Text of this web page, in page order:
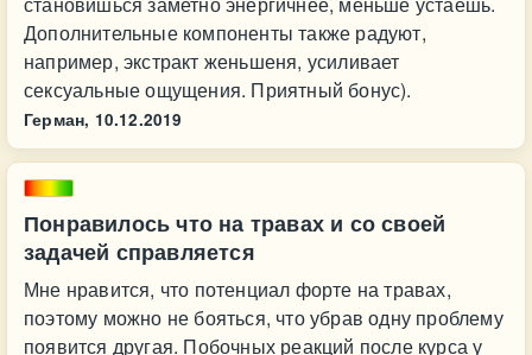
Дополнительные компоненты также радуют,
например, экстракт женьшеня, усиливает
сексуальные ощущения. Приятный бонус).
Герман, 10.12.2019
Понравилось что на травах и со своей
задачей справляется
Мне нравится, что потенциал форте на травах,
поэтому можно не бояться, что убрав одну проблему
появится другая. Побочных реакций после курса у